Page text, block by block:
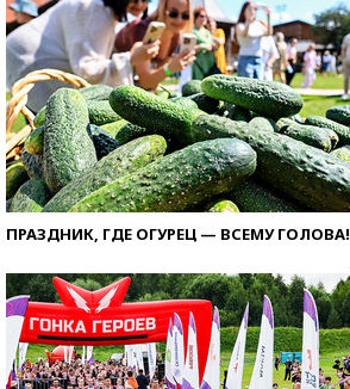
ПРАЗДНИК, ГДЕ ОГУРЕЦ — ВСЕМУ ГОЛОВА!